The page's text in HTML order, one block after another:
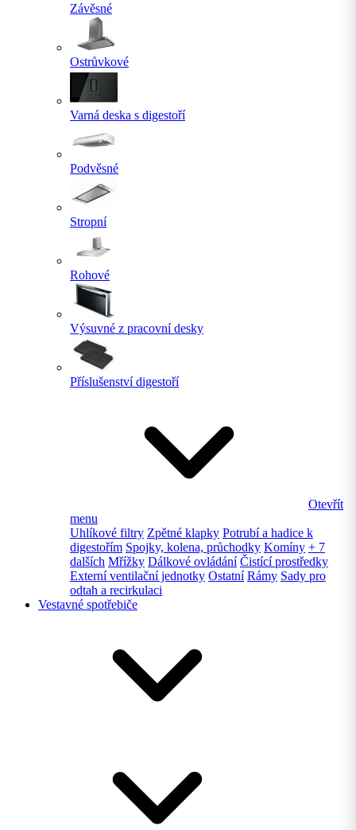
Závěsné
Ostrůvkové
Varná deska s digestoří
Podvěsné
Stropní
Rohové
Výsuvné z pracovní desky
Příslušenství digestoří
Otevřít
menu
Uhlíkové filtry Zpětné klapky Potrubí a hadice k
digestořím Spojky, kolena, průchodky Komíny + 7
dalších Mřížky Dálkové ovládání Čistící prostředky
Externí ventilační jednotky Ostatní Rámy Sady pro
odtah a recirkulaci
Vestavné spotřebiče